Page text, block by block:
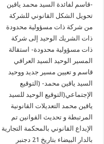
قاسم لفائدة السيد محمد ياقين-
تحويل الشكل القانوني للشركة
من شركة ذات مسؤولية محدودة
ذات الشريك الوحيد إلى شركة
ذات مسؤولية محدودة- استقالة
المسير الوحيد السيد العراقي
قاسم و تعيين مسير جديد ووحيد
السيد ياقين محمد- (التوقيع
الإجتماعي(التوقيع الوحيد للسيد
ياقين محمد التعديلات القانونية
المرتبطة و تحديث القوانين تم
الإيداع القانوني بالمحكمة التجارية
بالدار البيضاء بتاريخ 21 دجنبر